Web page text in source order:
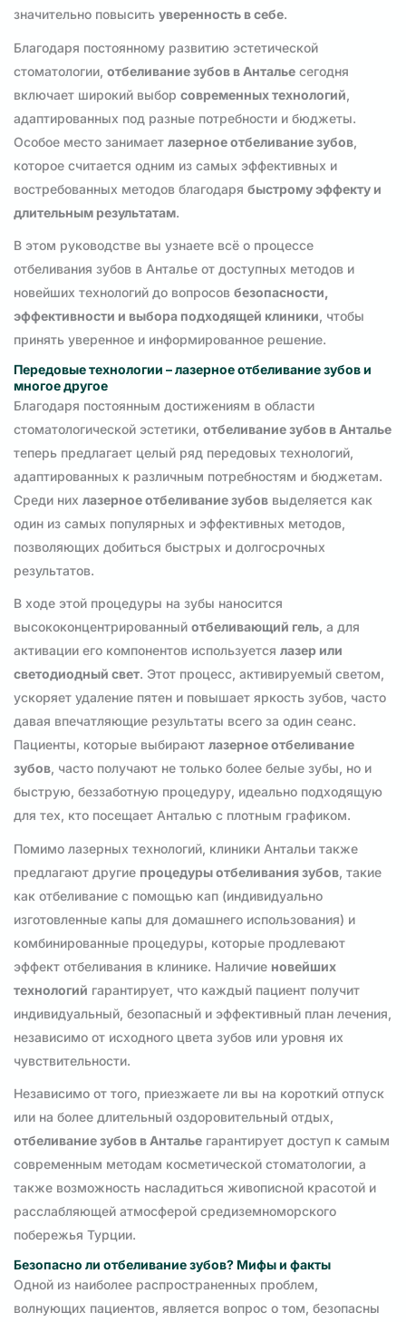
значительно повысить уверенность в себе.
Благодаря постоянному развитию эстетической
стоматологии, отбеливание зубов в Анталье сегодня
включает широкий выбор современных технологий,
адаптированных под разные потребности и бюджеты.
Особое место занимает лазерное отбеливание зубов,
которое считается одним из самых эффективных и
востребованных методов благодаря быстрому эффекту и
длительным результатам.
В этом руководстве вы узнаете всё о процессе
отбеливания зубов в Анталье от доступных методов и
новейших технологий до вопросов безопасности,
эффективности и выбора подходящей клиники, чтобы
принять уверенное и информированное решение.
Передовые технологии – лазерное отбеливание зубов и
многое другое
Благодаря постоянным достижениям в области
стоматологической эстетики, отбеливание зубов в Анталье
теперь предлагает целый ряд передовых технологий,
адаптированных к различным потребностям и бюджетам.
Среди них лазерное отбеливание зубов выделяется как
один из самых популярных и эффективных методов,
позволяющих добиться быстрых и долгосрочных
результатов.
В ходе этой процедуры на зубы наносится
высококонцентрированный отбеливающий гель, а для
активации его компонентов используется лазер или
светодиодный свет. Этот процесс, активируемый светом,
ускоряет удаление пятен и повышает яркость зубов, часто
давая впечатляющие результаты всего за один сеанс.
Пациенты, которые выбирают лазерное отбеливание
зубов, часто получают не только более белые зубы, но и
быструю, беззаботную процедуру, идеально подходящую
для тех, кто посещает Анталью с плотным графиком.
Помимо лазерных технологий, клиники Антальи также
предлагают другие процедуры отбеливания зубов, такие
как отбеливание с помощью кап (индивидуально
изготовленные капы для домашнего использования) и
комбинированные процедуры, которые продлевают
эффект отбеливания в клинике. Наличие новейших
технологий гарантирует, что каждый пациент получит
индивидуальный, безопасный и эффективный план лечения,
независимо от исходного цвета зубов или уровня их
чувствительности.
Независимо от того, приезжаете ли вы на короткий отпуск
или на более длительный оздоровительный отдых,
отбеливание зубов в Анталье гарантирует доступ к самым
современным методам косметической стоматологии, а
также возможность насладиться живописной красотой и
расслабляющей атмосферой средиземноморского
побережья Турции.
Безопасно ли отбеливание зубов? Мифы и факты
Одной из наиболее распространенных проблем,
волнующих пациентов, является вопрос о том, безопасны